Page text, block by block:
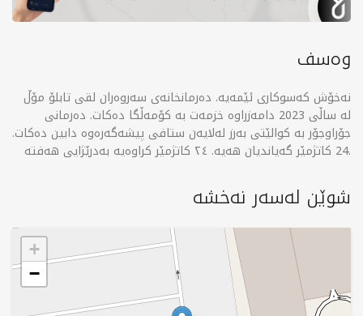
وەسف
نەخۆش کەسوکاری ئێمەیە. دەرمانخانەی سەروەران لقی تابلۆ مۆڵ
لە ساڵی 2023 دامەزراوە خزمەت بە کۆمەڵگا دەکات. دەرمانی
جۆراوجۆر بە کوالێتی بەرز لەلایەن ستافی پیشەگەرەوە دابین دەکات.
24 کاتژمێر گەیاندیان هەیە. ٢٤ کاتژمێر کراوەیە بەدرێژایی هەفتە.
شوێن لەسەر نەخشە
+
−